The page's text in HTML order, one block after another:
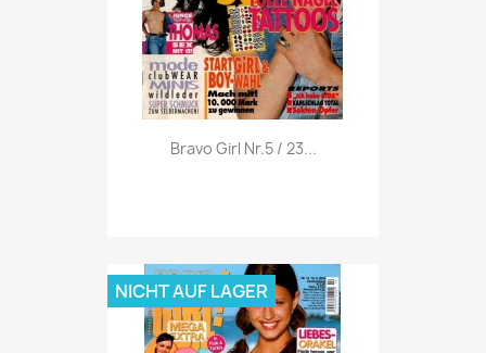
Vorschau
Bravo Girl Nr.5 / 23...
NICHT AUF LAGER